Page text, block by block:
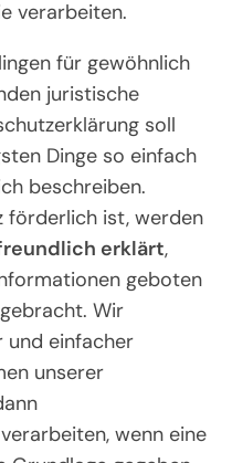
verarbeiten.
für gewöhnlich
juristische
soll
Dinge so einfach
beschreiben.
förderlich ist, werden
erklärt,
geboten
Wir
und einfacher
unserer
wenn eine